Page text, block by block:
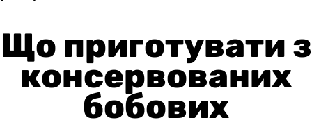
Що приготувати з
консервованих
бобових